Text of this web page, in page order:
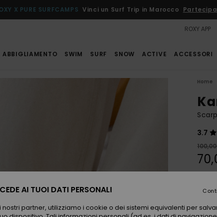
X PURE SURFCAMPS Vinci un Surf Trip in Marocco
ROXY APP
ABBIGLIAMENTO SWIM SURF SNOW ACTIVE ACCESSORI
Home
3.7
AI TUOI DATI PERSONALI
partner, utilizziamo i cookie o dei sistemi equivalenti per